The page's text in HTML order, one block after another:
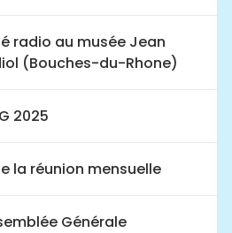
radio au musée Jean
(Bouches-du-Rhone)
2025
la réunion mensuelle
Générale